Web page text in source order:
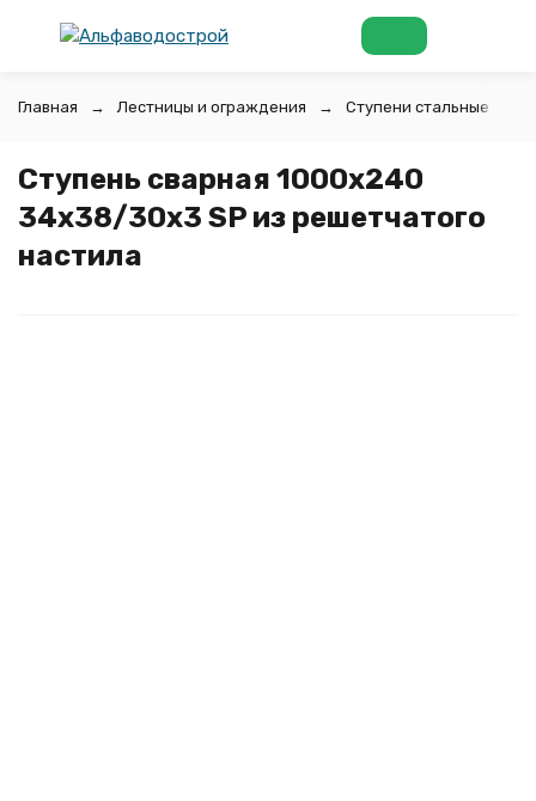
Главная Лестницы и ограждения Ступени стальные
Ступень сварная 1000х240
34х38/30х3 SP из решетчатого
настила